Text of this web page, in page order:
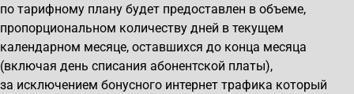
по тарифному плану будет предоставлен в объеме,
пропорциональном количеству дней в текущем
календарном месяце, оставшихся до конца месяца
(включая день списания абонентской платы),
за исключением бонусного интернет трафика который